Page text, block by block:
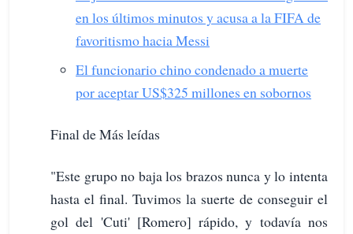
en los últimos minutos y acusa a la FIFA de
favoritismo hacia Messi
El funcionario chino condenado a muerte
por aceptar US$325 millones en sobornos
Final de Más leídas
"Este grupo no baja los brazos nunca y lo intenta
hasta el final. Tuvimos la suerte de conseguir el
gol del 'Cuti' [Romero] rápido, y todavía nos